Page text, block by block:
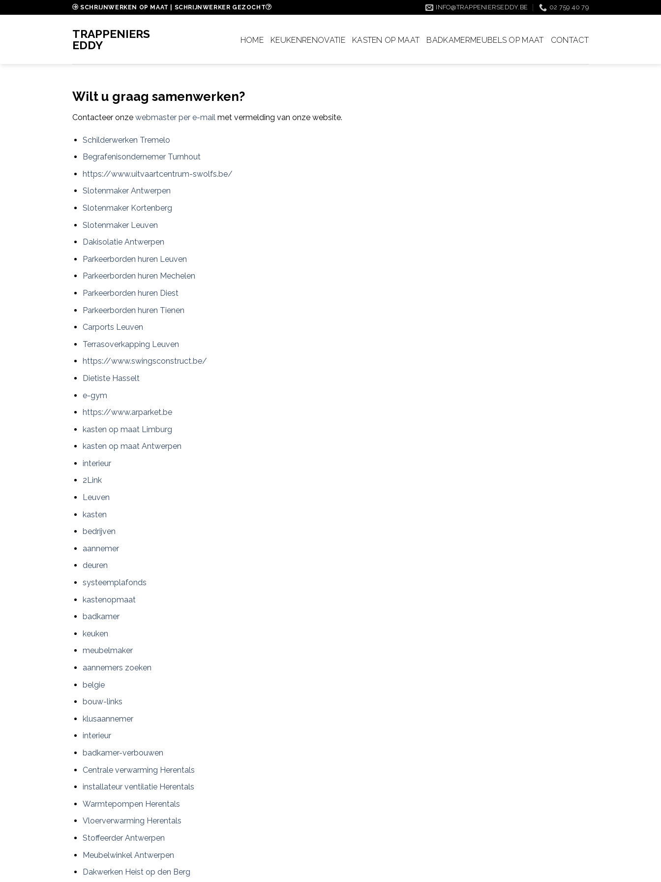
SCHRIJNWERKEN OP MAAT | SCHRIJNWERKER GEZOCHT INFO@TRAPPENIERSEDDY.BE 02 759 40 79
TRAPPENIERS
EDDY
HOME KEUKENRENOVATIE KASTEN OP MAAT BADKAMERMEUBELS OP MAAT CONTACT
Wilt u graag samenwerken?
Contacteer onze webmaster per e-mail met vermelding van onze website.
Schilderwerken Tremelo
Begrafenisondernemer Turnhout
https://www.uitvaartcentrum-swolfs.be/
Slotenmaker Antwerpen
Slotenmaker Kortenberg
Slotenmaker Leuven
Dakisolatie Antwerpen
Parkeerborden huren Leuven
Parkeerborden huren Mechelen
Parkeerborden huren Diest
Parkeerborden huren Tienen
Carports Leuven
Terrasoverkapping Leuven
https://www.swingsconstruct.be/
Dietiste Hasselt
e-gym
https://www.arparket.be
kasten op maat Limburg
kasten op maat Antwerpen
interieur
2Link
Leuven
kasten
bedrijven
aannemer
deuren
systeemplafonds
kastenopmaat
badkamer
keuken
meubelmaker
aannemers zoeken
belgie
bouw-links
klusaannemer
interieur
badkamer-verbouwen
Centrale verwarming Herentals
installateur ventilatie Herentals
Warmtepompen Herentals
Vloerverwarming Herentals
Stoffeerder Antwerpen
Meubelwinkel Antwerpen
Dakwerken Heist op den Berg